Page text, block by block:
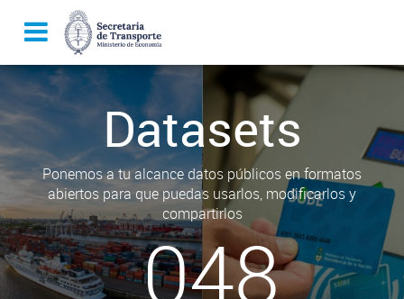
Datasets
Ponemos a tu alcance datos públicos en formatos
abiertos para que puedas usarlos, modificarlos y
compartirlos
048